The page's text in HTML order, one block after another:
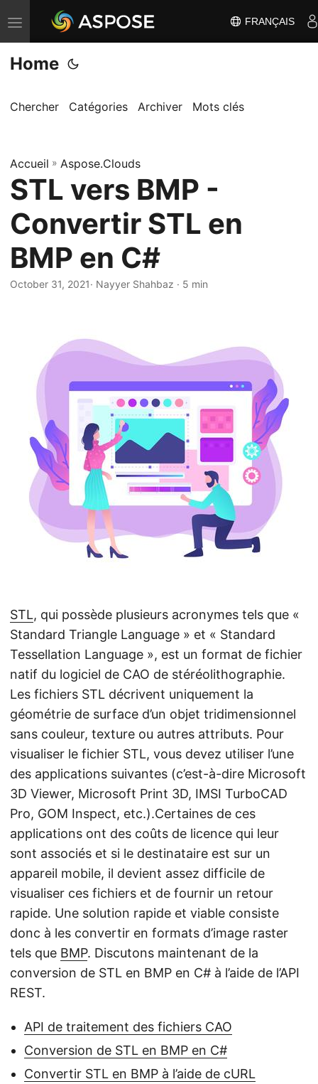
B
a
s
u
r
l
a
n
v
i
FRANÇAIS
Home
Chercher Catégories Archiver Mots clés
Accueil » Aspose.Clouds
STL vers BMP -
Convertir STL en
BMP en C#
October 31, 2021· Nayyer Shahbaz · 5 min
STL, qui possède plusieurs acronymes tels que «
Standard Triangle Language » et « Standard
Tessellation Language », est un format de fichier
natif du logiciel de CAO de stéréolithographie.
Les fichiers STL décrivent uniquement la
géométrie de surface d’un objet tridimensionnel
sans couleur, texture ou autres attributs. Pour
visualiser le fichier STL, vous devez utiliser l’une
des applications suivantes (c’est-à-dire Microsoft
3D Viewer, Microsoft Print 3D, IMSI TurboCAD
Pro, GOM Inspect, etc.).Certaines de ces
applications ont des coûts de licence qui leur
sont associés et si le destinataire est sur un
appareil mobile, il devient assez difficile de
visualiser ces fichiers et de fournir un retour
rapide. Une solution rapide et viable consiste
donc à les convertir en formats d’image raster
tels que BMP. Discutons maintenant de la
conversion de STL en BMP en C# à l’aide de l’API
REST.
API de traitement des fichiers CAO
Conversion de STL en BMP en C#
Convertir STL en BMP à l’aide de cURL